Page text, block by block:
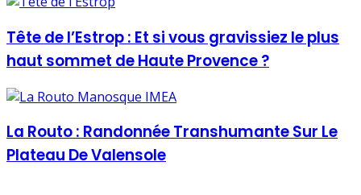
Tête de l’Estrop : Et si vous gravissiez le plus
haut sommet de Haute Provence ?
La Routo : Randonnée Transhumante Sur Le
Plateau De Valensole